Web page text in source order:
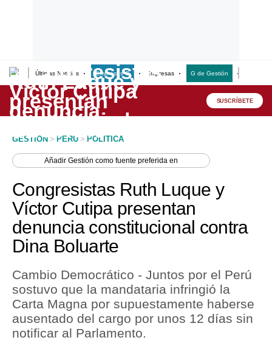
Últimas Noticias Empresas G Empresas G de Gestión
Lo último
Peru Quiosco
Economía
Mercados
Perú
Política
Tu Dinero
Finanzas Personales
SUSCRÍBETE
GESTION > PERU > POLITICA
AñadirGestión como fuente preferida en
Congresistas Ruth Luque y
Víctor Cutipa presentan
denuncia constitucional contra
Dina Boluarte
Cambio Democrático - Juntos por el Perú
sostuvo que la mandataria infringió la
Carta Magna por supuestamente haberse
ausentado del cargo por unos 12 días sin
notificar al Parlamento.